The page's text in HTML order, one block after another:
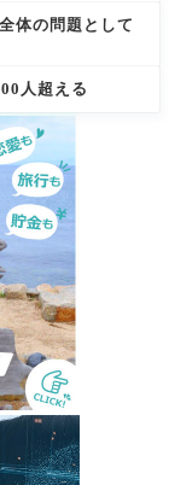
体の問題として
人超える